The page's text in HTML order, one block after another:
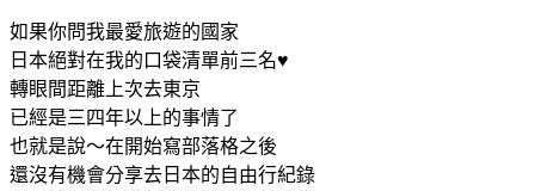
如果你問我最愛旅遊的國家
日本絕對在我的口袋清單前三名♥
轉眼間距離上次去東京
已經是三四年以上的事情了
也就是說～在開始寫部落格之後
還沒有機會分享去日本的自由行紀錄